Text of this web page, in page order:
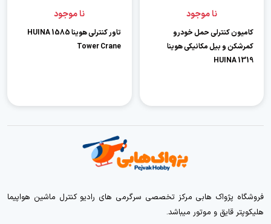
نا موجود
کامیون کنترلی حمل خودرو
کمرشکن و بیل مکانیکی هوینا
HUINA 1319
نا موجود
تاور کنترلی هوینا HUINA 1585
Tower Crane
فروشگاه پژواک هابی مرکز تخصصی سرگرمی های رادیو کنترل ماشین هواپیما
هلیکوپتر قایق و موتور میباشد.